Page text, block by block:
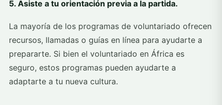
5. Asiste a tu orientación previa a la partida.
La mayoría de los programas de voluntariado ofrecen
recursos, llamadas o guías en línea para ayudarte a
prepararte. Si bien el voluntariado en África es
seguro, estos programas pueden ayudarte a
adaptarte a tu nueva cultura.